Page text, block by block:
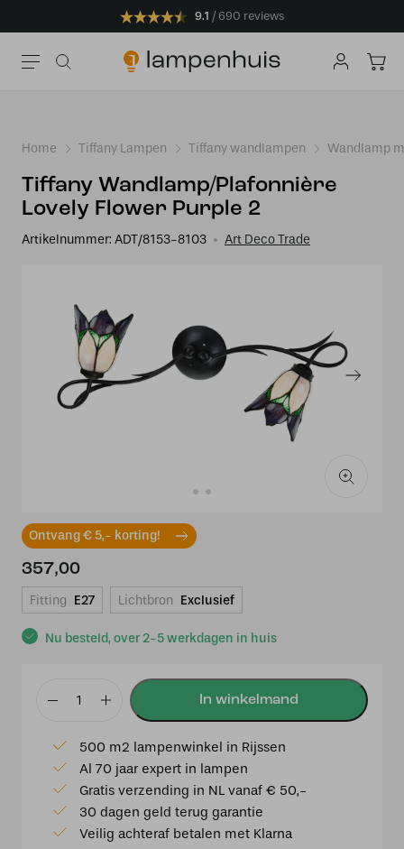
9.1 690 reviews
Home Tiffany Lampen Tiffany wandlampen Wandlamp
Tiffany Wandlamp/Plafonnière
Lovely Flower Purple 2
Artikelnummer: ADT/8153-8103 Art Deco Trade
Ontvang € 5,- korting!
Nu besteld, over 2-5 werkdagen in huis
357,00
Fitting E27 Lichtbron Exclusief
Tiffany
Lovely
Flower
Purple
aantal
500 m2 lampenwinkel in Rijssen
Al 70 jaar expert in lampen
Gratis verzending in NL vanaf € 50,-
30 dagen geld terug garantie
Veilig achteraf betalen met Klarna